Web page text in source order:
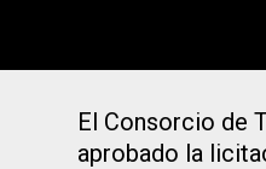
El Consorcio de
aprobado la